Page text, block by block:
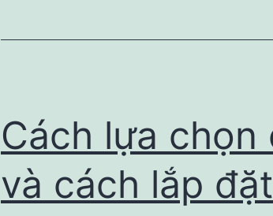
bền
đẹp
cho
Cách lựa chọn
và cách lắp